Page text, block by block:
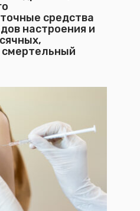
средства
настроения и
смертельный